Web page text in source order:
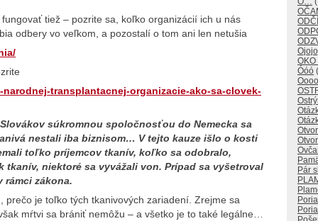
tiež – pozrite sa, koľko organizácií ich u nás
odbery vo veľkom, a pozostalí o tom ani len netušia
transplantacnej-organizacie-ako-sa-clovek-
súkromnou spoločnosťou do Nemecka sa
nestali iba biznisom… V tejto kauze išlo o kosti
toľko príjemcov tkanív, koľko sa odobralo,
niektoré sa vyvážali von. Prípad sa vyšetroval
rámci zákona.
prečo je toľko tých tkanivových zariadení. Zrejme sa
mŕtvi sa brániť nemôžu – a všetko je to také legálne…
OKO
Óóó
Pár